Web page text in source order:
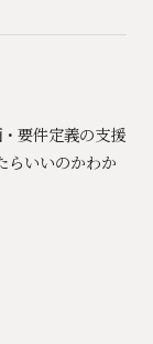
要件定義の支援
らいいのかわか